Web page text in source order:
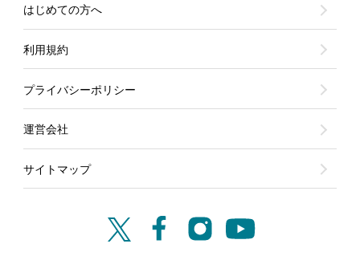
はじめての方へ
利用規約
プライバシーポリシー
運営会社
サイトマップ